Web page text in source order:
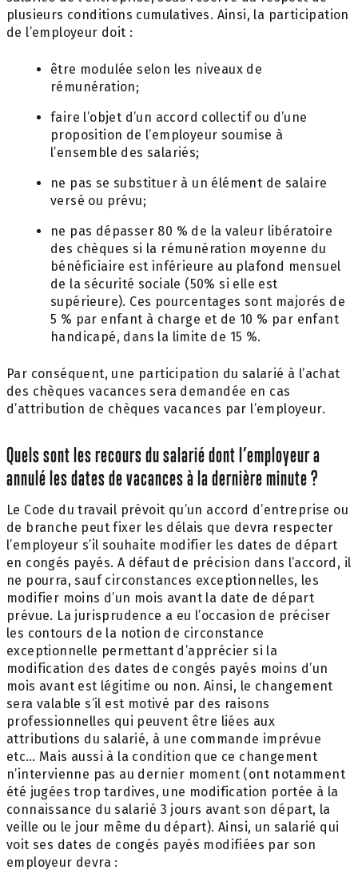
plusieurs conditions cumulatives. Ainsi, la participation
de l’employeur doit :
être modulée selon les niveaux de
rémunération;
faire l’objet d’un accord collectif ou d’une
proposition de l’employeur soumise à
l’ensemble des salariés;
ne pas se substituer à un élément de salaire
versé ou prévu;
ne pas dépasser 80 % de la valeur libératoire
des chèques si la rémunération moyenne du
bénéficiaire est inférieure au plafond mensuel
de la sécurité sociale (50% si elle est
supérieure). Ces pourcentages sont majorés de
5 % par enfant à charge et de 10 % par enfant
handicapé, dans la limite de 15 %.
Par conséquent, une participation du salarié à l’achat
des chèques vacances sera demandée en cas
d’attribution de chèques vacances par l’employeur.
Quels sont les recours du salarié dont l’employeur a
annulé les dates de vacances à la dernière minute ?
Le Code du travail prévoit qu’un accord d’entreprise ou
de branche peut fixer les délais que devra respecter
l’employeur s’il souhaite modifier les dates de départ
en congés payés. A défaut de précision dans l’accord, il
ne pourra, sauf circonstances exceptionnelles, les
modifier moins d’un mois avant la date de départ
prévue. La jurisprudence a eu l’occasion de préciser
les contours de la notion de circonstance
exceptionnelle permettant d’apprécier si la
modification des dates de congés payés moins d’un
mois avant est légitime ou non. Ainsi, le changement
sera valable s’il est motivé par des raisons
professionnelles qui peuvent être liées aux
attributions du salarié, à une commande imprévue
etc… Mais aussi à la condition que ce changement
n’intervienne pas au dernier moment (ont notamment
été jugées trop tardives, une modification portée à la
connaissance du salarié 3 jours avant son départ, la
veille ou le jour même du départ). Ainsi, un salarié qui
voit ses dates de congés payés modifiées par son
employeur devra :